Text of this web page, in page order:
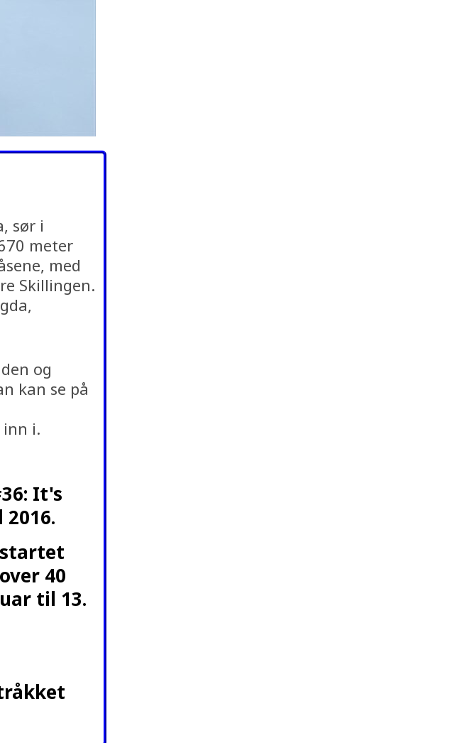
sør i
meter
med
Skillingen.
og
kan se på
inn i.
It's
40
til 13.